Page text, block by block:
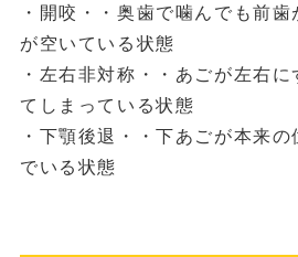
・開咬・・奥歯で噛んでも前
が空いている状態
・左右非対称・・あごが左右
てしまっている状態
・下顎後退・・下あごが本来
でいる状態